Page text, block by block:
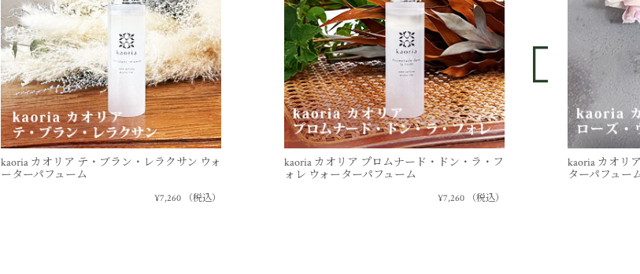
kaoria カオリア テ・ブラン・レラクサン ウォ
ーターパフューム
¥7,260 （税込）
kaoria カオリア プロムナード・ドン・ラ・フ
ォレ ウォーターパフューム
¥7,260 （税込）
kaoria カオリ
ターパフュー